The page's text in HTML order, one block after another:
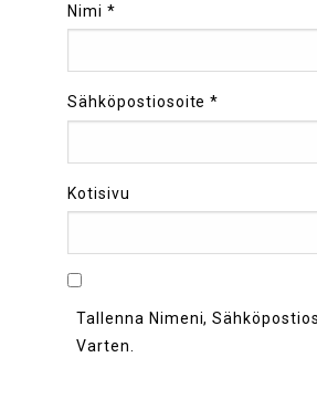
Nimi *
Sähköpostiosoite*
Kotisivu
Tallenna Nimeni,
Varten.